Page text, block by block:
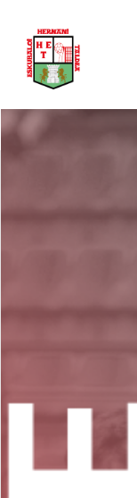
Urola
(Lagun